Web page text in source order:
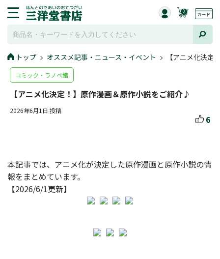
0
トップ オススメ記事・ニュース・イベント 【アニメ化決
コミック・ラノベ館
【アニメ化決定！】原作漫画＆原作小説をご紹介♪
2026年6月1日 投稿
6
本記事では、アニメ化が決定した原作漫画と原作小説の情
報をまとめています。
【2026/6/1更新】